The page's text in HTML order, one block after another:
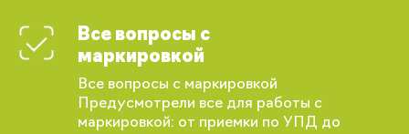
Все вопросы с
маркировкой
Все вопросы с маркировкой
Предусмотрели все для работы с
маркировкой: от приемки по УПД до
Вы сможете отслеживать статус своих
заказов и получать индивидуальные
рекомендации